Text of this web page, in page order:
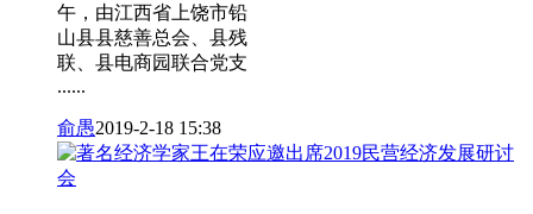
午，由江西省上饶市铅
山县县慈善总会、县残
联、县电商园联合党支
......
俞愚2019-2-18 15:38